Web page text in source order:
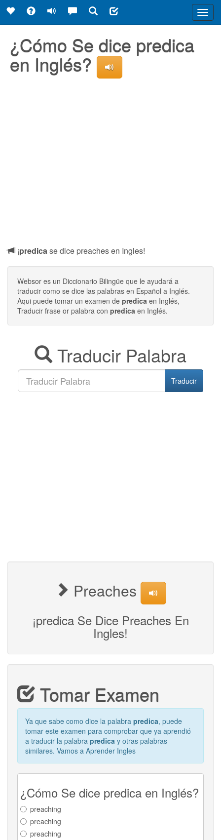
¿Cómo Se dice predica
en Inglés?
¡predica se dice preaches en Ingles!
Websor es un Diccionario Bilingüe que le ayudará a
traducir como se dice las palabras en Español a Inglés.
Aqui puede tomar un examen de predica en Inglés,
Traducir frase or palabra con predica en Inglés.
Traducir Palabra
Traducir
Preaches
¡predica Se Dice Preaches En
Ingles!
Tomar Examen
Ya que sabe como dice la palabra predica, puede
tomar este examen para comprobar que ya aprendió
a traducir la palabra predica y otras palabras
similares. Vamos a Aprender Ingles
¿Cómo Se dice predica en Inglés?
preaching
preaching
preaching